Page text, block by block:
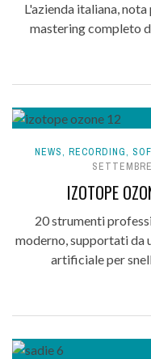
L'azienda italiana,
mastering completo
NEWS, RECORDING,
IZOTOPE
20 strumenti
moderno, supportati da
artificiale per